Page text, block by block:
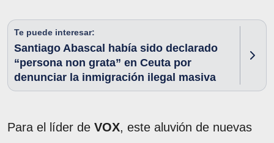
Te puede interesar:
Santiago Abascal había sido declarado
“persona non grata” en Ceuta por
denunciar la inmigración ilegal masiva
Para el líder de VOX, este aluvión de nuevas